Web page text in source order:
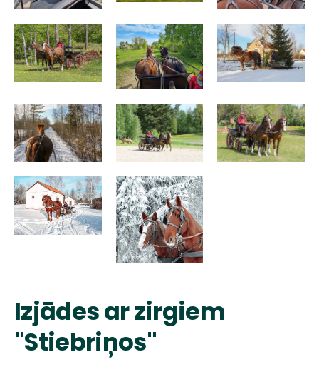
Izjādes ar zirgiem
"Stiebriņos"